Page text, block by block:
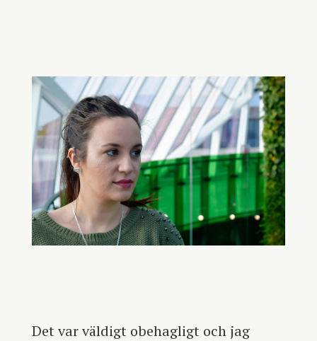
Det var väldigt obehagligt och jag